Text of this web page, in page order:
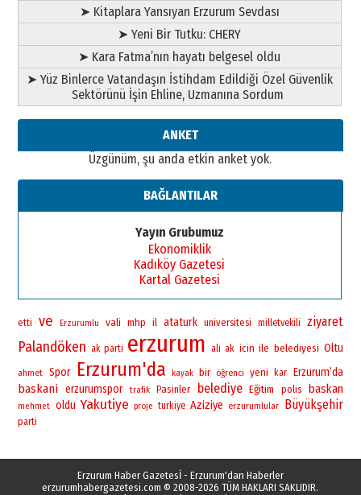
➤ Kitaplara Yansıyan Erzurum Sevdası
➤ Yeni Bir Tutku: CHERY
➤ Kara Fatma’nın hayatı belgesel oldu
➤ Yüz Binlerce Vatandaşın İstihdam Edildiği Özel Güvenlik
Sektörünü İşin Ehline, Uzmanına Sordum
ANKET
Üzgünüm, şu anda etkin anket yok.
BAĞLANTILAR
Yayın Grubumuz
Ekonomiklik
Kadıköy Gazetesi
Kartal Gazetesi
etti ve Erzurumlu vali mhp il ataturk universitesi milletvekili ziyaret
Palandöken ak parti erzurum ali ak icin ile belediyesi Oltu
ahmet Spor Erzurum'da kayak bir öğrenci yeni kar Erzurum’da
baskani erzurumspor trafik Pasinler belediye Eğitim polis baskan
mehmet oldu Yakutiye proje turkiye Aziziye erzurumlular Büyükşehir
parti
Erzurum Haber Gazetesİ - Erzurum'dan Haberler
erzurumhabergazetesi.com © 2008-2026 TÜM HAKLARI SAKLIDIR.